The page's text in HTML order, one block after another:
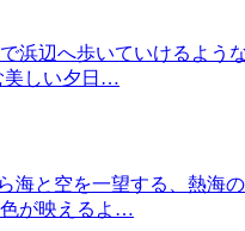
浜辺へ歩いていけるよう
美しい夕日…
海と空を一望する、熱海
が映えるよ…